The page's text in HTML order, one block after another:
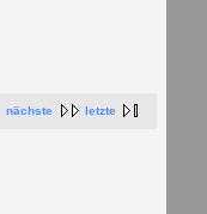
nächste letzte